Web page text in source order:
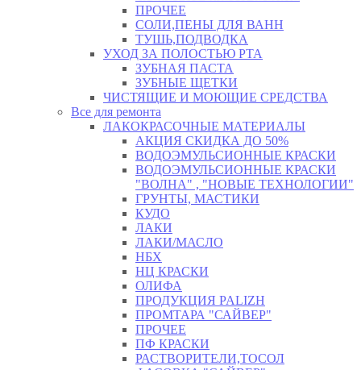
ПРОЧЕЕ
СОЛИ,ПЕНЫ ДЛЯ ВАНН
ТУШЬ,ПОДВОДКА
УХОД ЗА ПОЛОСТЬЮ РТА
ЗУБНАЯ ПАСТА
ЗУБНЫЕ ЩЕТКИ
ЧИСТЯЩИЕ И МОЮЩИЕ СРЕДСТВА
Все для ремонта
ЛАКОКРАСОЧНЫЕ МАТЕРИАЛЫ
АКЦИЯ СКИДКА ДО 50%
ВОДОЭМУЛЬСИОННЫЕ КРАСКИ
ВОДОЭМУЛЬСИОННЫЕ КРАСКИ
"ВОЛНА" , "НОВЫЕ ТЕХНОЛОГИИ"
ГРУНТЫ, МАСТИКИ
КУДО
ЛАКИ
ЛАКИ/МАСЛО
НБХ
НЦ КРАСКИ
ОЛИФА
ПРОДУКЦИЯ PALIZH
ПРОМТАРА "САЙВЕР"
ПРОЧЕЕ
ПФ КРАСКИ
РАСТВОРИТЕЛИ,ТОСОЛ